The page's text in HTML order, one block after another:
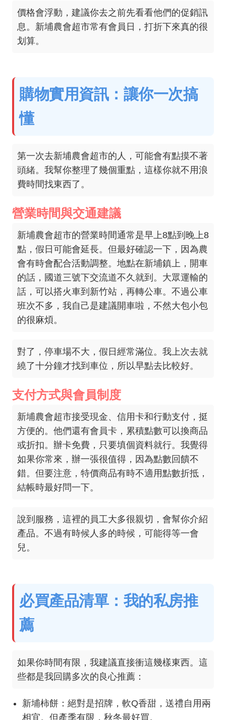
價格會浮動，建議你去之前先看看他們的促銷訊
息。新埔農會超市常有會員日，打折下來真的很
划算。
購物實用資訊：讓你一次搞
懂
第一次去新埔農會超市的人，可能會有點摸不著
頭緒。我幫你整理了幾個重點，這樣你就不用浪
費時間找東西了。
營業時間與交通建議
新埔農會超市的營業時間通常是早上8點到晚上8
點，假日可能會延長。但最好確認一下，因為農
會有時會配合活動調整。地點在新埔鎮上，開車
的話，國道三號下交流道不久就到。大眾運輸的
話，可以搭火車到新竹站，再轉公車。不過公車
班次不多，我自己是建議開車啦，不然大包小包
的很麻煩。
對了，停車場不大，假日經常滿位。我上次去就
繞了十分鐘才找到車位，所以早點去比較好。
支付方式與會員制度
新埔農會超市接受現金、信用卡和行動支付，挺
方便的。他們還有會員卡，累積點數可以換商品
或折扣。辦卡免費，只要填個資料就行。我覺得
如果你常來，辦一張很值得，因為點數回饋不
錯。但要注意，特價商品有時不適用點數折抵，
結帳時最好問一下。
說到服務，這裡的員工大多很親切，會幫你介紹
產品。不過有時候人多的時候，可能得等一會
兒。
必買產品清單：我的私房推
薦
如果你時間有限，我建議直接衝這幾樣東西。這
些都是我回購多次的良心推薦：
新埔柿餅：絕對是招牌，軟Q香甜，送禮自用兩
相宜。但產季有限，秋冬最好買。